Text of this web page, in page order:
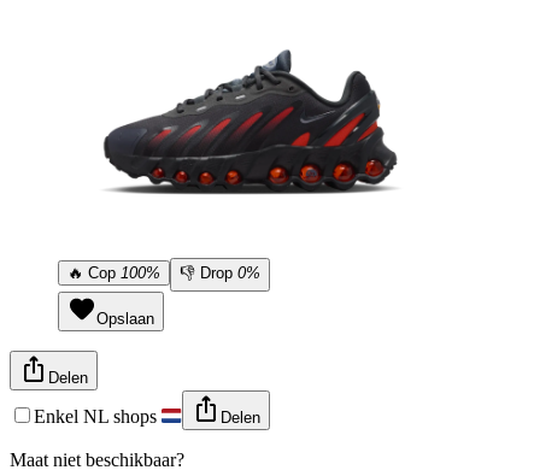
🔥 Cop 100% 👎 Drop 0%
Opslaan
Delen
Enkel NL shops Delen
Maat niet beschikbaar?